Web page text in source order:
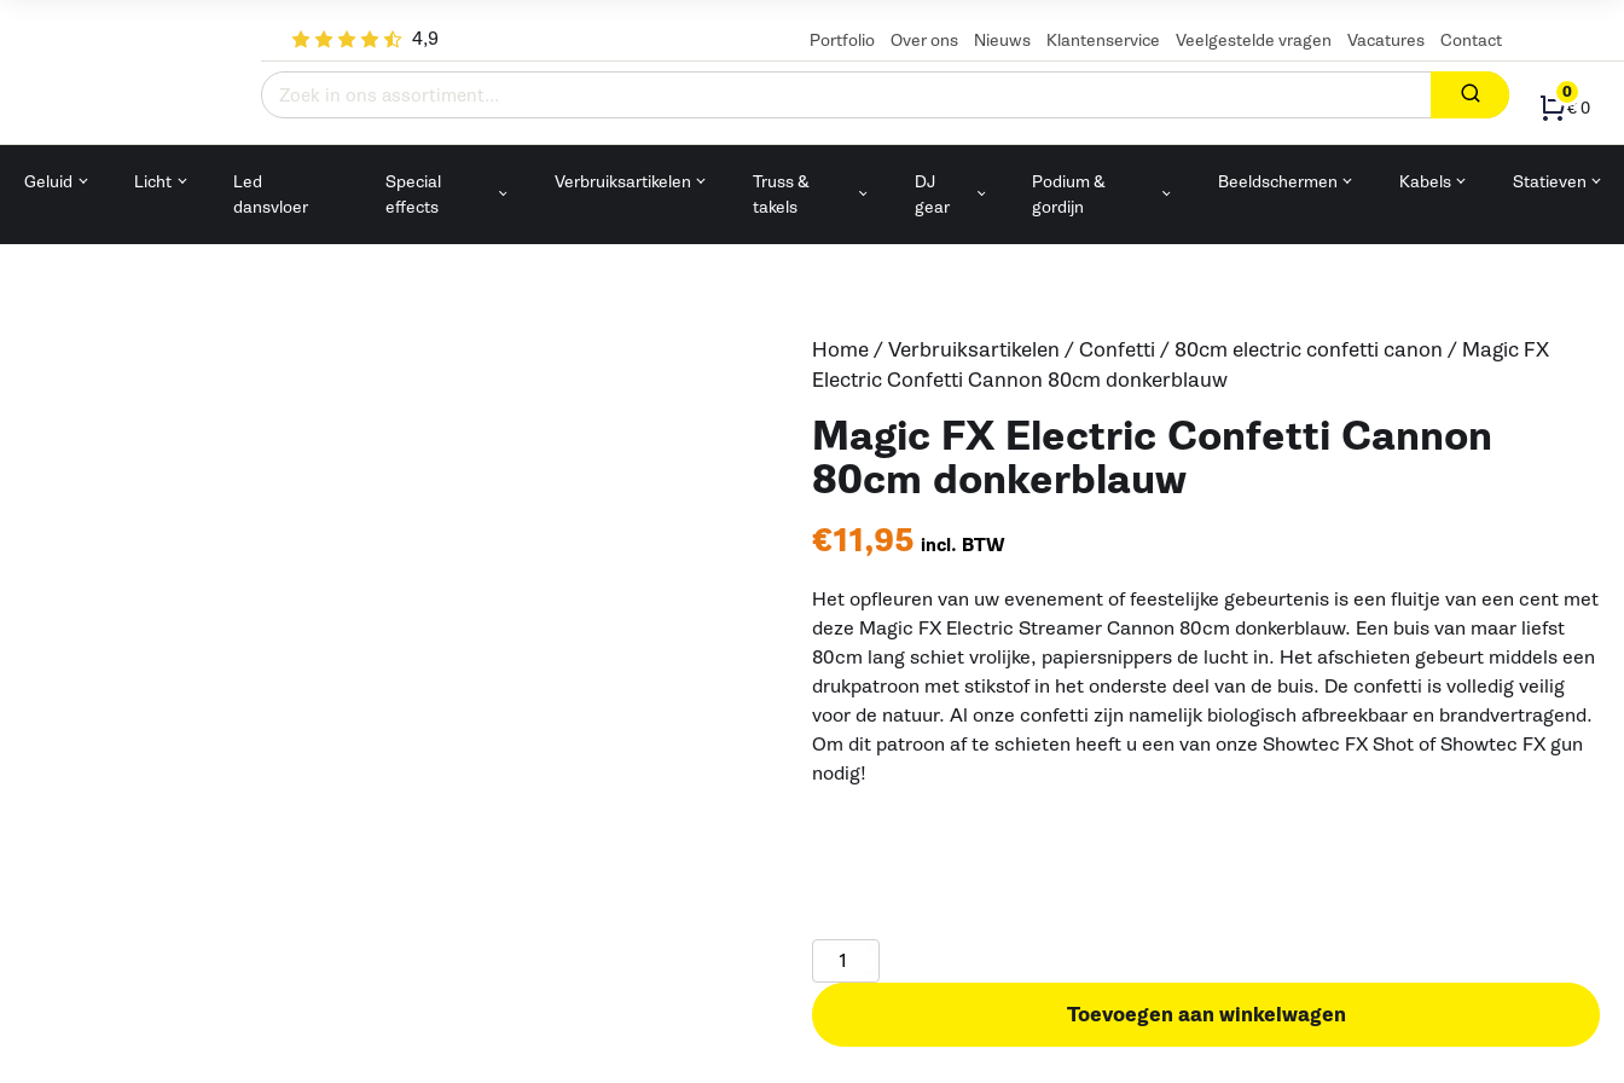
4,9 Portfolio Over ons Nieuws Klantenservice Veelgestelde vragen Vacatures Contact
Zoeken
naar:
0
€ 0
Geluid Licht
Led
dansvloer
Special
effects
Verbruiksartikelen
Truss &
takels
DJ
gear
Podium &
gordijn
Beeldschermen Kabels Statieven
Home/Verbruiksartikelen /Confetti / 80cm electric confetti canon / Magic FX
Electric Confetti Cannon 80cm donkerblauw
Magic FX Electric Confetti Cannon
80cm donkerblauw
€11,95 incl. BTW
Het opfleuren van uw evenement of feestelijke gebeurtenis is een fluitje van een cent met
deze Magic FX Electric Streamer Cannon 80cm donkerblauw. Een buis van maar liefst
80cm lang schiet vrolijke, papiersnippers de lucht in. Het afschieten gebeurt middels een
drukpatroon met stikstof in het onderste deel van de buis. De confetti is volledig veilig
voor de natuur. Al onze confetti zijn namelijk biologisch afbreekbaar en brandvertragend.
Om dit patroon af te schieten heeft u een van onze Showtec FX Shot of Showtec FX gun
nodig!
Magic
FX
Electric
Confetti
Cannon
Toevoegen aan winkelwagen